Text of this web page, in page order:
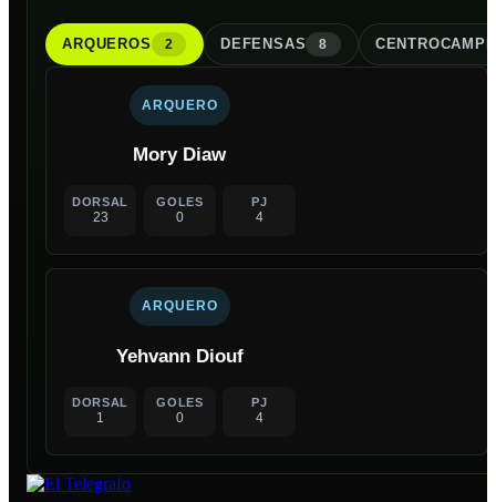
ARQUEROS 2 DEFENSAS 8
ARQUERO
Mory Diaw
DORSAL
23
GOLES
0
PJ
4
ARQUERO
Yehvann Diouf
DORSAL
1
GOLES
0
PJ
4